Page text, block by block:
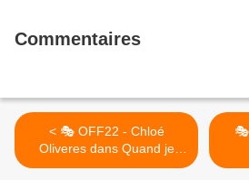
Commentaires
< 🎭 OFF22 - Chloé
Oliveres dans Quand je
serai grande, je serai